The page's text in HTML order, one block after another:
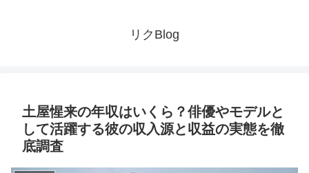
リクBlog
土屋惺来の年収はいくら？俳優やモデルと
して活躍する彼の収入源と収益の実態を徹
底調査